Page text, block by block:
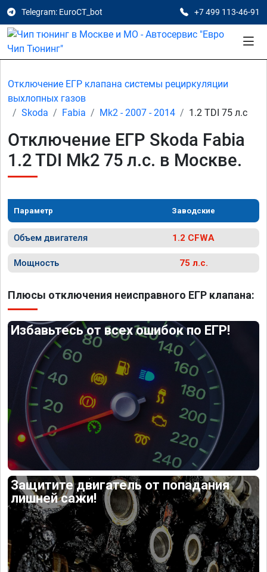
Telegram: EuroCT_bot +7 499 113-46-91
Отключение ЕГР клапана системы рециркуляции
выхлопных газов
Skoda
Fabia Mk2 - 2007 - 2014 1.2 TDI 75 л.с
Отключение ЕГР Skoda Fabia
1.2 TDI Mk2 75 л.с. в Москве.
Параметр Заводские
Объем двигателя 1.2 CFWA
Мощность 75 л.с.
Плюсы отключения неисправного ЕГР клапана:
Избавьтесь от всех ошибок по ЕГР!
Защитите двигатель от попадания
лишней сажи!